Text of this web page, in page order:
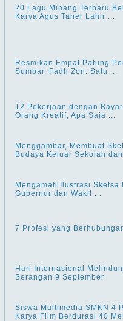
20 Lagu Minang Terbaru
Karya Agus Taher Lahir ...
Resmikan Empat Patung
Sumbar, Fadli Zon: Satu ...
12 Pekerjaan dengan
Orang Kreatif, Apa Saja ...
Menggambar, Membuat
Budaya Keluar Sekolah
Mengamati Ilustrasi Sketsa
Gubernur dan Wakil ...
7 Profesi yang
Hari Internasional
Serangan 9 September
Siswa Multimedia SMKN 4
Karya Film Berdurasi 40